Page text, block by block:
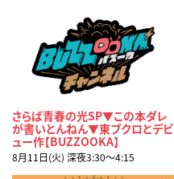
さらば青春の光SP▼この本ダレ
が書いとんねん▼東ブクロとデビ
ュー作【BUZZOOKA】
8月11日(火) 深夜3:30〜4:15